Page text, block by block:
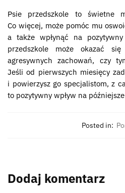
Psie przedszkole to świetne
Co więcej, może pomóc mu
a także wpłynąć na
przedszkole może okazać
agresywnych zachowań, czy
Jeśli od pierwszych miesięcy
i powierzysz go specjalistom, z
to pozytywny wpływ na
Posted in:
Dodaj komentarz